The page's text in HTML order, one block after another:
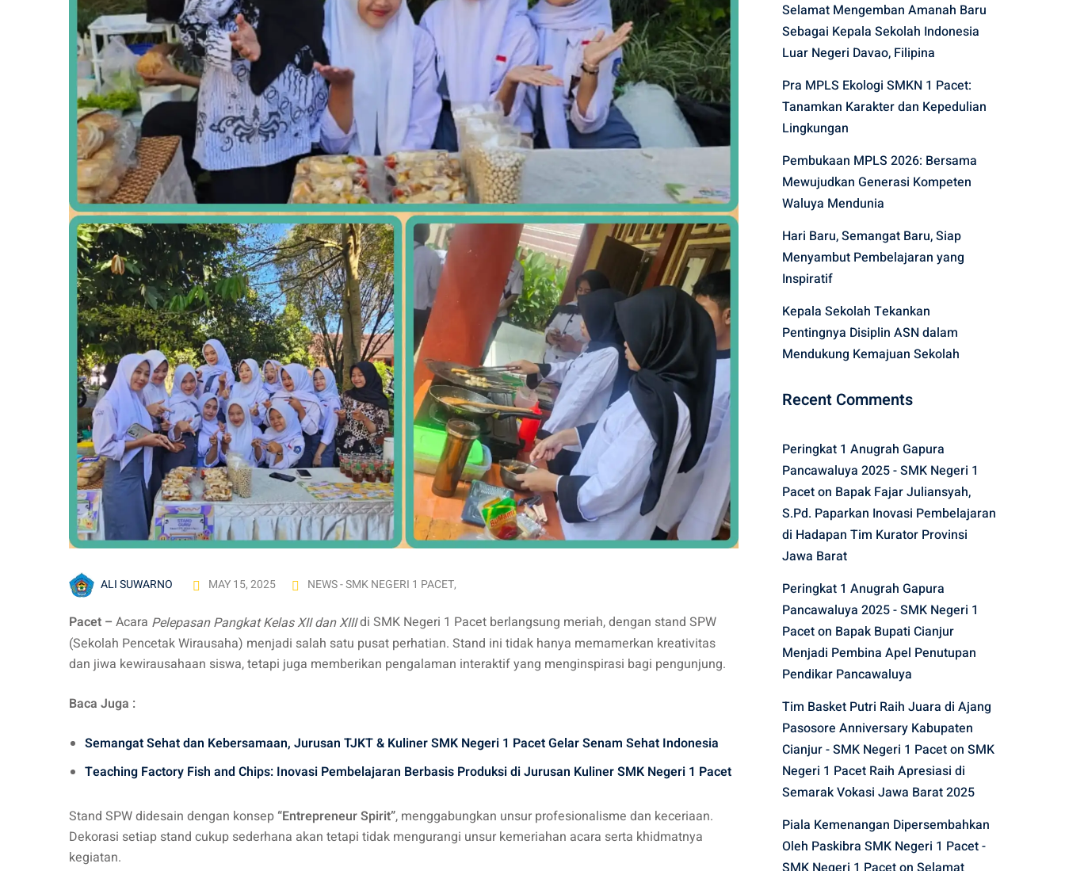
ALI SUWARNO MAY 15, 2025 NEWS - SMK NEGERI 1 PACET,
Pacet – Acara Pelepasan Pangkat Kelas XII dan XIIIdi SMK Negeri 1 Pacet berlangsung meriah, dengan stand SPW
(Sekolah Pencetak Wirausaha) menjadi salah satu pusat perhatian. Stand ini tidak hanya memamerkan kreativitas
dan jiwa kewirausahaan siswa, tetapi juga memberikan pengalaman interaktif yang menginspirasi bagi pengunjung.
Baca Juga :
Semangat Sehat dan Kebersamaan, Jurusan TJKT & Kuliner SMK Negeri 1 Pacet Gelar Senam Sehat Indonesia
Teaching Factory Fish and Chips: Inovasi Pembelajaran Berbasis Produksi di Jurusan Kuliner SMK Negeri 1 Pacet
Stand SPW didesain dengan konsep “Entrepreneur Spirit”, menggabungkan unsur profesionalisme dan keceriaan.
Dekorasi setiap stand cukup sederhana akan tetapi tidak mengurangi unsur kemeriahan acara serta khidmatnya
kegiatan.
Selamat Mengemban Amanah Baru
Sebagai Kepala Sekolah Indonesia
Luar Negeri Davao, Filipina
Pra MPLS Ekologi SMKN 1 Pacet:
Tanamkan Karakter dan Kepedulian
Lingkungan
Pembukaan MPLS 2026: Bersama
Mewujudkan Generasi Kompeten
Waluya Mendunia
Hari Baru, Semangat Baru, Siap
Menyambut Pembelajaran yang
Inspiratif
Kepala Sekolah Tekankan
Pentingnya Disiplin ASN dalam
Mendukung Kemajuan Sekolah
Recent Comments
Peringkat 1 Anugrah Gapura
Pancawaluya 2025 - SMK Negeri 1
Paceton Bapak Fajar Juliansyah,
S.Pd. Paparkan Inovasi Pembelajaran
di Hadapan Tim Kurator Provinsi
Jawa Barat
Peringkat 1 Anugrah Gapura
Pancawaluya 2025 - SMK Negeri 1
Paceton Bapak Bupati Cianjur
Menjadi Pembina Apel Penutupan
Pendikar Pancawaluya
Tim Basket Putri Raih Juara di Ajang
Pasosore Anniversary Kabupaten
Cianjur - SMK Negeri 1 Paceton SMK
Negeri 1 Pacet Raih Apresiasi di
Semarak Vokasi Jawa Barat 2025
Piala Kemenangan Dipersembahkan
Oleh Paskibra SMK Negeri 1 Pacet -